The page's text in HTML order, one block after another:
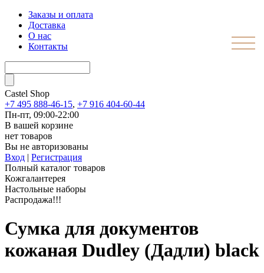
Заказы и оплата
Доставка
О нас
Контакты
Castel Shop
+7 495 888-46-15, +7 916 404-60-44
Пн-пт, 09:00-22:00
В вашей корзине
нет товаров
Вы не авторизованы
Вход | Регистрация
Полный каталог товаров
Кожгалантерея
Настольные наборы
Распродажа!!!
Сумка для документов
кожаная Dudley (Дадли) black